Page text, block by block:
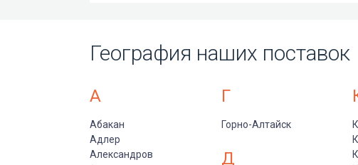
География наших поставок
А
Абакан
Адлер
Александров
Г
Горно-Алтайск
Д